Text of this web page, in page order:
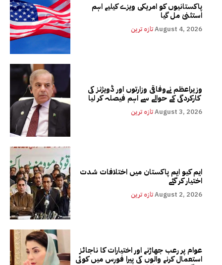
پاکستانیوں کو امریکی ویزے کیلیے اہم
استثنیٰ مل گیا
تازہ ترینAugust 4, 2026
وزیراعظم نےوفاقی وزارتوں اور ڈویژنز کی
کارکردگی کے حوالے سے اہم فیصلہ کر لیا
تازہ ترینAugust 3, 2026
ایم کیو ایم پاکستان میں اختلافات شدت
اختیار کر گئے
تازہ ترینAugust 2, 2026
عوام پر رعب جھاڑنے اور اختیارات کا ناجائز
استعمال کرنے والوں کی پیرا فورس میں کوئی